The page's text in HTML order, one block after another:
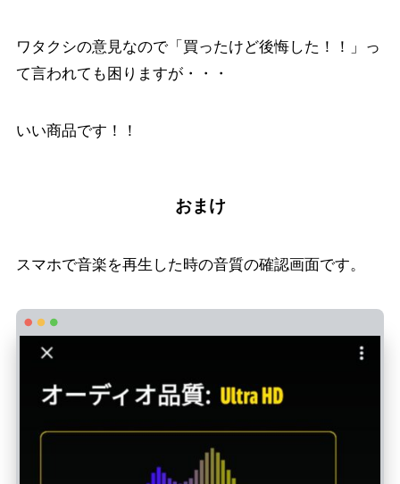
ワタクシの意見なので「買ったけど後悔した！！」っ
て言われても困りますが・・・
いい商品です！！
おまけ
スマホで音楽を再生した時の音質の確認画面です。